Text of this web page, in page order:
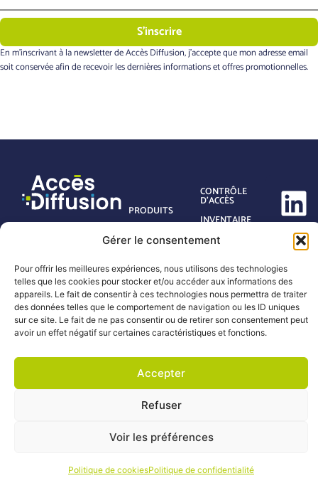
Gérer le consentement
Pour offrir les meilleures expériences, nous utilisons des technologies
telles que les cookies pour stocker et/ou accéder aux informations des
appareils. Le fait de consentir à ces technologies nous permettra de traiter
des données telles que le comportement de navigation ou les ID uniques
sur ce site. Le fait de ne pas consentir ou de retirer son consentement peut
avoir un effet négatif sur certaines caractéristiques et fonctions.
Accepter
Refuser
Voir les préférences
Politique de cookiesPolitique de confidentialité
S'inscrire
En m’inscrivant à la newsletter de Accès Diffusion, j’accepte que mon adresse email
soit conservée afin de recevoir les dernières informations et offres promotionnelles.
PRODUITS
ACTUALITÉS
QUI SOMMES-
NOUS
CONTACT
FAQ
CONTRÔLE
D’ACCÈS
INVENTAIRE
GESTION DES
DÉCHETS
MAINTENANCE
TRANSPORT &
LOGISTIQUE
RETAIL &
COMMERCE
Mentions légales
Politique de cookiesConditions générales